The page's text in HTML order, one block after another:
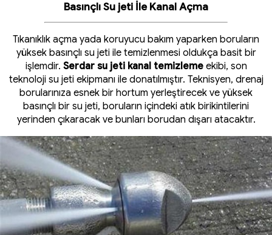
Basınçlı Su jeti İle Kanal Açma
Tıkanıklık açma yada koruyucu bakım yaparken boruların
yüksek basınçlı su jeti ile temizlenmesi oldukça basit bir
işlemdir. Serdar su jeti kanal temizlemeekibi, son
teknoloji su jeti ekipmanı ile donatılmıştır. Teknisyen, drenaj
borularınıza esnek bir hortum yerleştirecek ve yüksek
basınçlı bir su jeti, boruların içindeki atık birikintilerini
yerinden çıkaracak ve bunları borudan dışarı atacaktır.